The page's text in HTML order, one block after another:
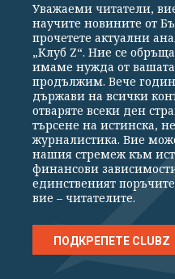
Тайнственост между
от началото на
Уважаеми читатели,
научите новините от
прочетете актуални
„Клуб Z“. Ние се
имаме нужда от
продължим. Вече
държави на всички
отваряте всеки ден
търсене на истинска,
журналистика. Вие
нашия стремеж към
финансови
единственият
вие – читателите.
ПОДКРЕПЕТЕ CLUBZ